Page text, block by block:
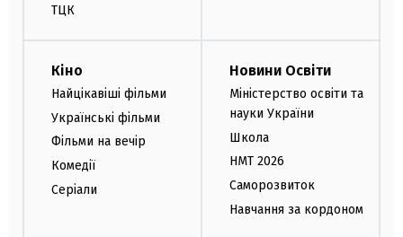
ТЦК
Кіно
Найцікавіші фільми
Українські фільми
Фільми на вечір
Комедії
Серіали
Новини Освіти
Міністерство освіти та
науки України
Школа
НМТ 2026
Саморозвиток
Навчання за кордоном